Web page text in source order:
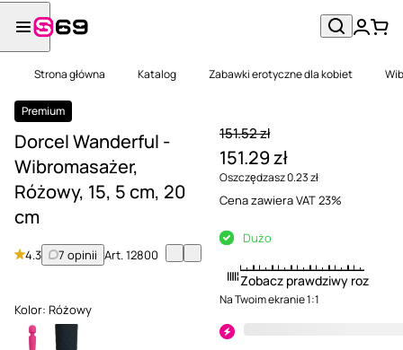
Strona główna Katalog Zabawki erotyczne dla kobiet
Premium
Dorcel Wanderful -
Wibromasażer,
Różowy, 15, 5 cm, 20
cm
4.3 7 opinii Art.12800
Kolor: Różowy
151.52 zł
151.29 zł
Oszczędzasz 0.23 zł
Cena zawiera VAT 23%
Dużo
Zobacz prawdziwy rozmiar
Na Twoim ekranie 1:1